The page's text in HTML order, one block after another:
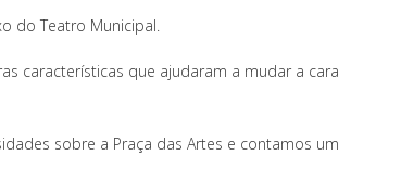
do Teatro Municipal.
características que ajudaram a mudar a cara
sobre a Praça das Artes e contamos um